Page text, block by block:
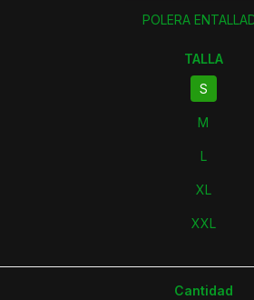
POLERA
TALLA
S
M
L
XL
XXL
Cantidad